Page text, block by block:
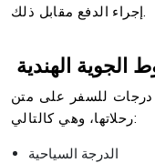
الهندية
درجات للسفر على متن
رحلاتها، وهي كالتالي: